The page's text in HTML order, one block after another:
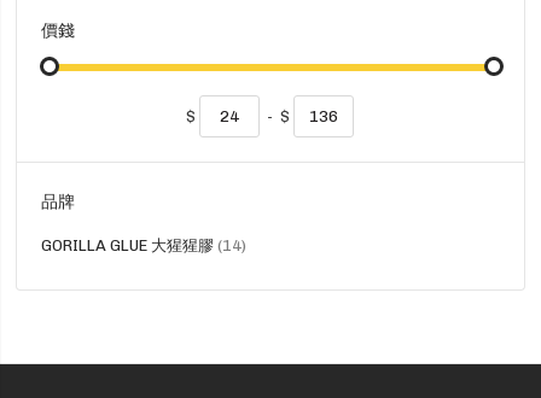
價錢
$ - $
品牌
GORILLA GLUE 大猩猩膠 14貨